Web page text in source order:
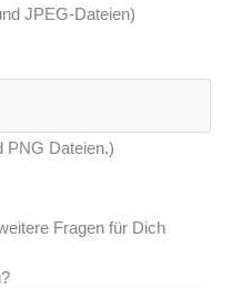
JPEG-Dateien)
PNG Dateien.)
Fragen für Dich